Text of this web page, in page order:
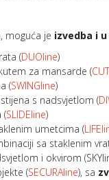
moguća je izvedba i
(DUOline)
za mansarde (
(SWINGline)
s nadsvjetlom (
(SLIDEline)
umetcima (
sa staklenim
i okvirom
(SECURAline), sa